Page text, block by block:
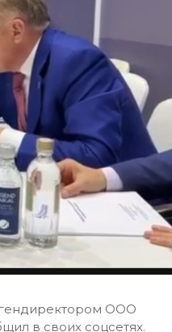
ООО
в своих соцсетях.